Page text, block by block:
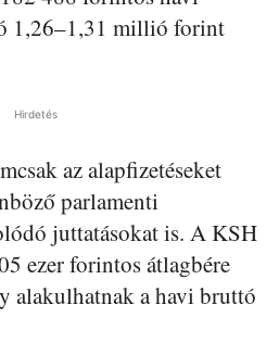
1,26–1,31 millió forint
Hirdetés
az alapfizetéseket
parlamenti
juttatásokat is. A KSH
ezer forintos átlagbére
alakulhatnak a havi bruttó